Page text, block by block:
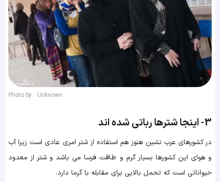
Photo by : Unknown
3- اینجا شترها رباتی شده اند
در کشورهای عرب نشین هنوز هم استفاده از شتر امری عادی است زیرا آب
و هوای این کشورها بسیار گرم و طاقت فرسا می باشد و شتر از معدود
حیواناتی است که تحمل بالایی برای مقابله با گرما دارد.